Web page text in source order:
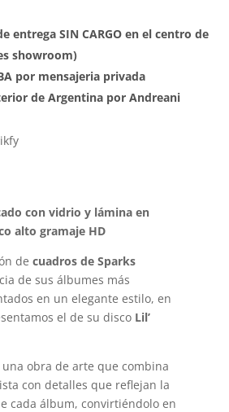
entrega SIN CARGO en el centro de
showroom)
por mensajeria privada
de Argentina por Andreani
con vidrio y lámina en
alto gramaje HD
de cuadros de Sparks
de sus álbumes más
en un elegante estilo, en
el de su disco Lil’
una obra de arte que combina
con detalles que reflejan la
cada álbum, convirtiéndolo en